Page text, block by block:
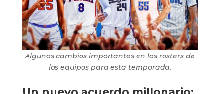
Algunos cambios importantes en los rosters de
los equipos para esta temporada.